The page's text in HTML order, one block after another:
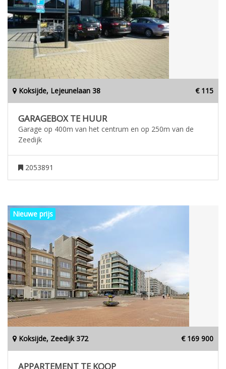
Koksijde, Lejeunelaan 38 € 115
GARAGEBOX TE HUUR
Garage op 400m van het centrum en op 250m van de
Zeedijk
2053891
Nieuwe prijs
Koksijde, Zeedijk 372 € 169 900
APPARTEMENT TE KOOP